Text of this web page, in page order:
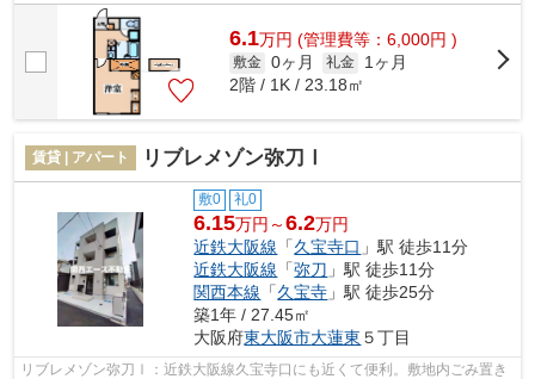
ができます。お忙しい方にオススメ、敷...
6.1万円 (管理費等：6,000円 )
敷金 0ヶ月 礼金
1ヶ月
2階 / 1K / 23.18㎡
賃貸 | アパート リブレメゾン弥刀Ⅰ
敷0 礼0
6.15万円～6.2万円
近鉄大阪線 「久宝寺口 」駅 徒歩11分
近鉄大阪線 「弥刀 」駅 徒歩11分
関西本線 「久宝寺 」駅 徒歩25分
築1年 / 27.45㎡
大阪府東大阪市大蓮東 ５丁目
リブレメゾン弥刀Ⅰ：近鉄大阪線久宝寺口にも近くて便利。敷地内ごみ置き